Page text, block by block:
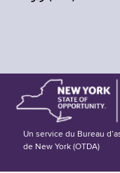
Un service du Bureau
de New York (OTDA)